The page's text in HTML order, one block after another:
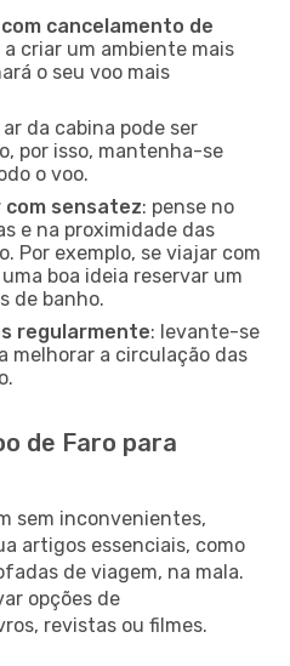
cancelamento de
criar um ambiente mais
o seu voo mais
ar da cabina pode ser
por isso, mantenha-se
o voo.
com sensatez: pense no
e na proximidade das
Por exemplo, se viajar com
boa ideia reservar um
de banho.
regularmente: levante-se
melhorar a circulação das
de Faro para
sem inconvenientes,
artigos essenciais, como
de viagem, na mala.
opções de
revistas ou filmes.